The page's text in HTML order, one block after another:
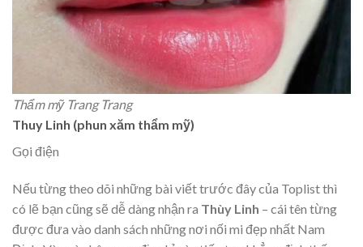
Thẩm mỹ Trang Trang
Thuy Linh (phun xăm thẩm mỹ)
Gọi điện
Nếu từng theo dõi những bài viết trước đây của Toplist thì
có lẽ bạn cũng sẽ dễ dàng nhận ra Thùy Linh – cái tên từng
được đưa vào danh sách những nơi nối mi đẹp nhất Nam